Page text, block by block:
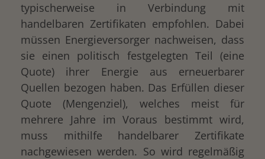
typischerweise in Verbindung mit
handelbaren Zertifikaten empfohlen. Dabei
müssen Energieversorger nachweisen, dass
sie einen politisch festgelegten Teil (eine
Quote) ihrer Energie aus erneuerbarer
Quellen bezogen haben. Das Erfüllen dieser
Quote (Mengenziel), welches meist für
mehrere Jahre im Voraus bestimmt wird,
muss mithilfe handelbarer Zertifikate
nachgewiesen werden. So wird regelmäßig